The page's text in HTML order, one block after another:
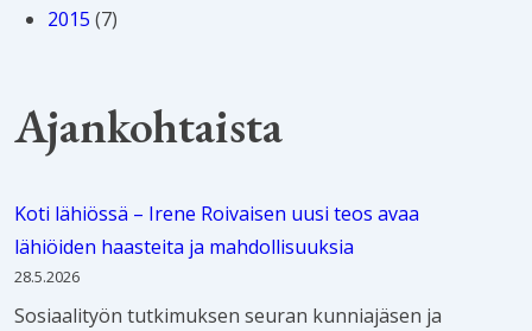
2015 (7)
Ajankohtaista
Koti lähiössä – Irene Roivaisen uusi teos avaa
lähiöiden haasteita ja mahdollisuuksia
28.5.2026
Sosiaalityön tutkimuksen seuran kunniajäsen ja